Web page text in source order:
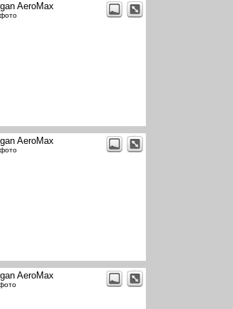
AeroMax
AeroMax
AeroMax